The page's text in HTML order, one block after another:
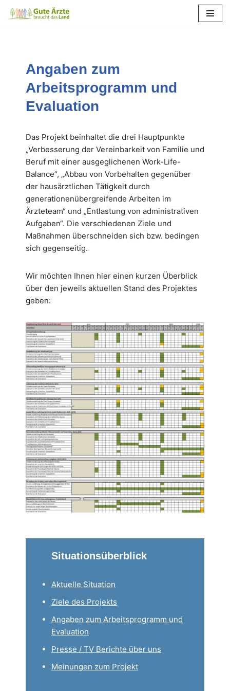
Angaben zum
Arbeitsprogramm und
Evaluation
Das Projekt beinhaltet die drei Hauptpunkte
„Verbesserung der Vereinbarkeit von Familie und
Beruf mit einer ausgeglichenen Work-Life-
Balance“, „Abbau von Vorbehalten gegenüber
der hausärztlichen Tätigkeit durch
generationenübergreifende Arbeiten im
Ärzteteam“ und „Entlastung von administrativen
Aufgaben“. Die verschiedenen Ziele und
Maßnahmen überschneiden sich bzw. bedingen
sich gegenseitig.
Wir möchten Ihnen hier einen kurzen Überblick
über den jeweils aktuellen Stand des Projektes
geben:
Situationsüberblick
Aktuelle Situation
Ziele des Projekts
Angaben zum Arbeitsprogramm und
Evaluation
Presse / TV Berichte über uns
Meinungen zum Projekt